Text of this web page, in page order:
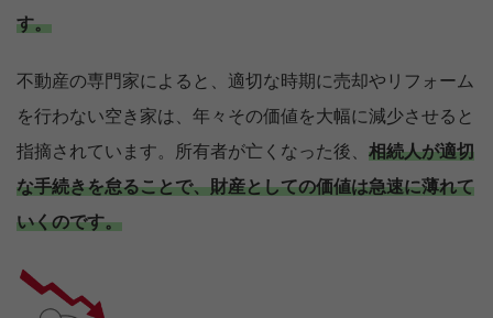
す。
不動産の専門家によると、適切な時期に売却やリフォーム
を行わない空き家は、年々その価値を大幅に減少させると
指摘されています。所有者が亡くなった後、 相続人が適切
な手続きを怠ることで、財産としての価値は急速に薄れて
いくのです。